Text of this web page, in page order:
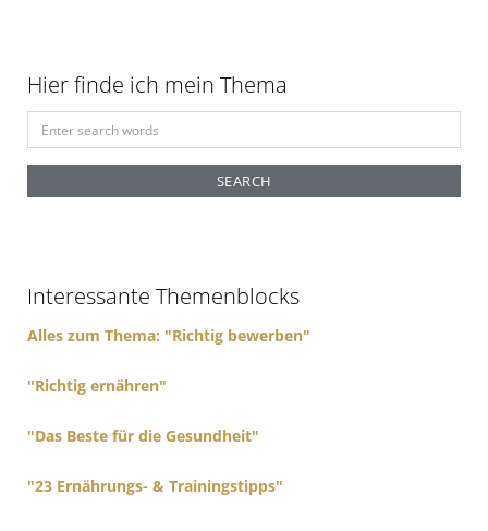
Hier finde ich mein Thema
e
r
o
Interessante Themenblocks
Alles zum Thema: "Richtig bewerben"
"Richtig ernähren"
"Das Beste für die Gesundheit"
"23 Ernährungs- & Trainingstipps"